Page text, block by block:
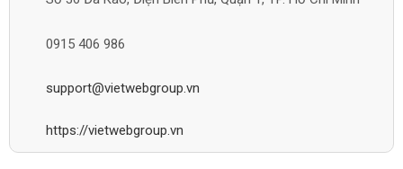
0915 406 986
support@vietwebgroup.vn
https://vietwebgroup.vn